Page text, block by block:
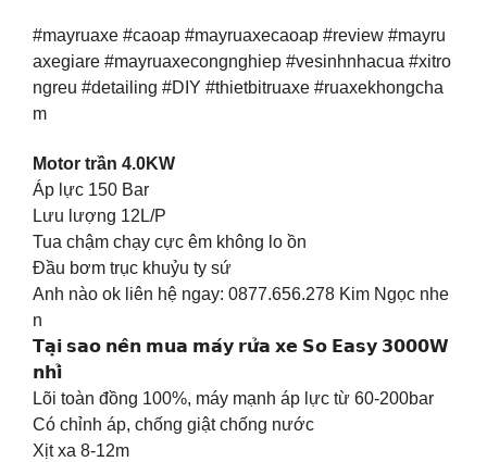
#mayruaxe #caoap #mayruaxecaoap #review #mayru
axegiare #mayruaxecongnghiep #vesinhnhacua #xitro
ngreu #detailing #DIY #thietbitruaxe #ruaxekhongcha
m
Motor trần 4.0KW
Áp lực 150 Bar
Lưu lượng 12L/P
Tua chậm chạy cực êm không lo ồn
Đầu bơm trục khuỷu ty sứ
Anh nào ok liên hệ ngay: 0877.656.278 Kim Ngọc nhe
n
𝗧𝗮̣𝗶 𝘀𝗮𝗼 𝗻𝗲̂𝗻 𝗺𝘂𝗮 𝗺𝗮́𝘆 𝗿𝘂̛̉𝗮 𝘅𝗲 𝗦𝗼 𝗘𝗮𝘀𝘆 𝟯𝟬𝟬𝟬𝗪
𝗻𝗵𝗶̉
Lõi toàn đồng 100%, máy mạnh áp lực từ 60-200bar
Có chỉnh áp, chống giật chống nước
Xịt xa 8-12m